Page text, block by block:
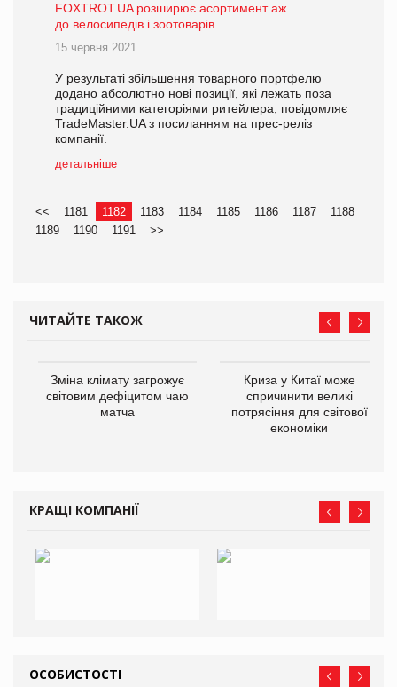
FOXTROT.UA розширює асортимент аж
до велосипедів і зоотоварів
15 червня 2021
У результаті збільшення товарного портфелю
додано абсолютно нові позиції, які лежать поза
традиційними категоріями ритейлера, повідомляє
TradeMaster.UA з посиланням на прес-реліз
компанії.
детальніше
<< 1181 1182 1183 1184 1185 1186 1187
1188
1189
1190 1191 >>
ЧИТАЙТЕ ТАКОЖ
Зміна клімату загрожує
світовим дефіцитом чаю
матча
Криза у Китаї може
спричинити великі
потрясіння для світової
економіки
КРАЩІ КОМПАНІЇ
ОСОБИСТОСТІ